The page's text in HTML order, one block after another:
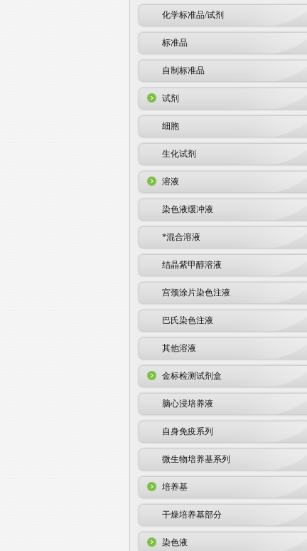
化学标准品/试剂
标准品
自制标准品
试剂
细胞
生化试剂
溶液
染色液缓冲液
*混合溶液
结晶紫甲醇溶液
宫颈涂片染色注液
巴氏染色注液
其他溶液
金标检测试剂盒
脑心浸培养液
自身免疫系列
微生物培养基系列
培养基
干燥培养基部分
染色液